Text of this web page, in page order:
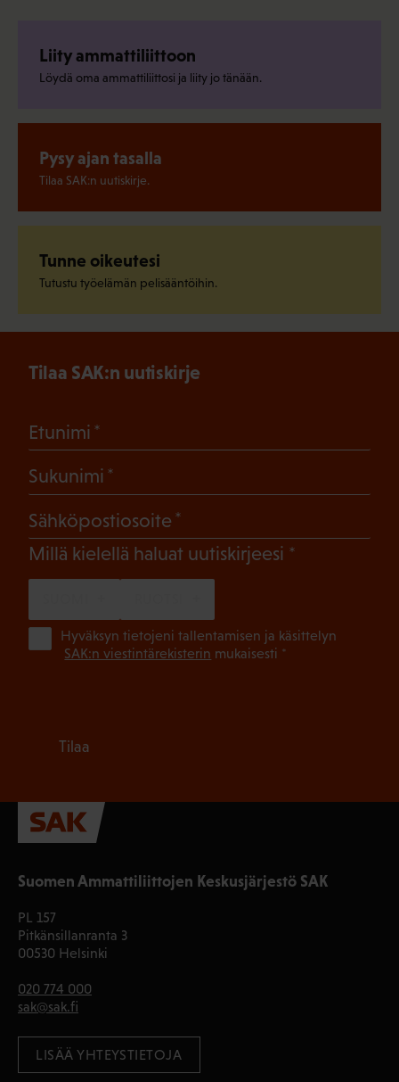
Liity ammattiliittoon
Löydä oma ammattiliittosi ja liity jo tänään.
Pysy ajan tasalla
Tilaa SAK:n uutiskirje.
Tunne oikeutesi
Tutustu työelämän pelisääntöihin.
Suomen Ammattiliittojen Keskusjärjestö SAK
PL 157
Pitkänsillanranta 3
00530 Helsinki
020 774 000
sak@sak.fi
LISÄÄ YHTEYSTIETOJA
Tilaa SAK:n uutiskirje
Etunimi
Sukunimi
Sähköpostiosoite
Millä kielellä haluat uutiskirjeesi (Pakollinen)
Hyväksyn tietojeni tallentamisen ja käsittelyn
SAK:n viestintärekisterin mukaisesti *
Tilaa